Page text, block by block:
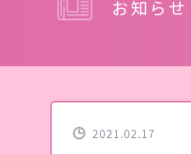
お知らせ
2021.02.17